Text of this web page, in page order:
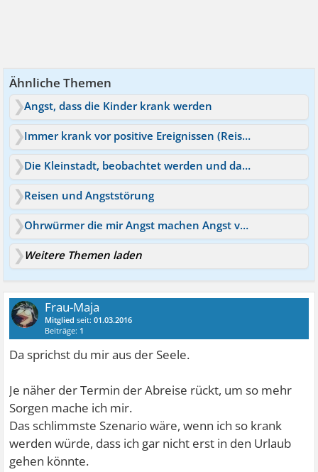
Ähnliche Themen
Angst, dass die Kinder krank werden
Immer krank vor positive Ereignissen (Reisen) ?!?
Die Kleinstadt, beobachtet werden und dauernd Angst
Reisen und Angststörung
Ohrwürmer die mir Angst machen Angst verrückt zu werden
Weitere Themen laden
Frau-Maja
Mitglied seit:01.03.2016
Beiträge: 1
Da sprichst du mir aus der Seele.
Je näher der Termin der Abreise rückt, um so mehr
Sorgen mache ich mir.
Das schlimmste Szenario wäre, wenn ich so krank
werden würde, dass ich gar nicht erst in den Urlaub
gehen könnte.